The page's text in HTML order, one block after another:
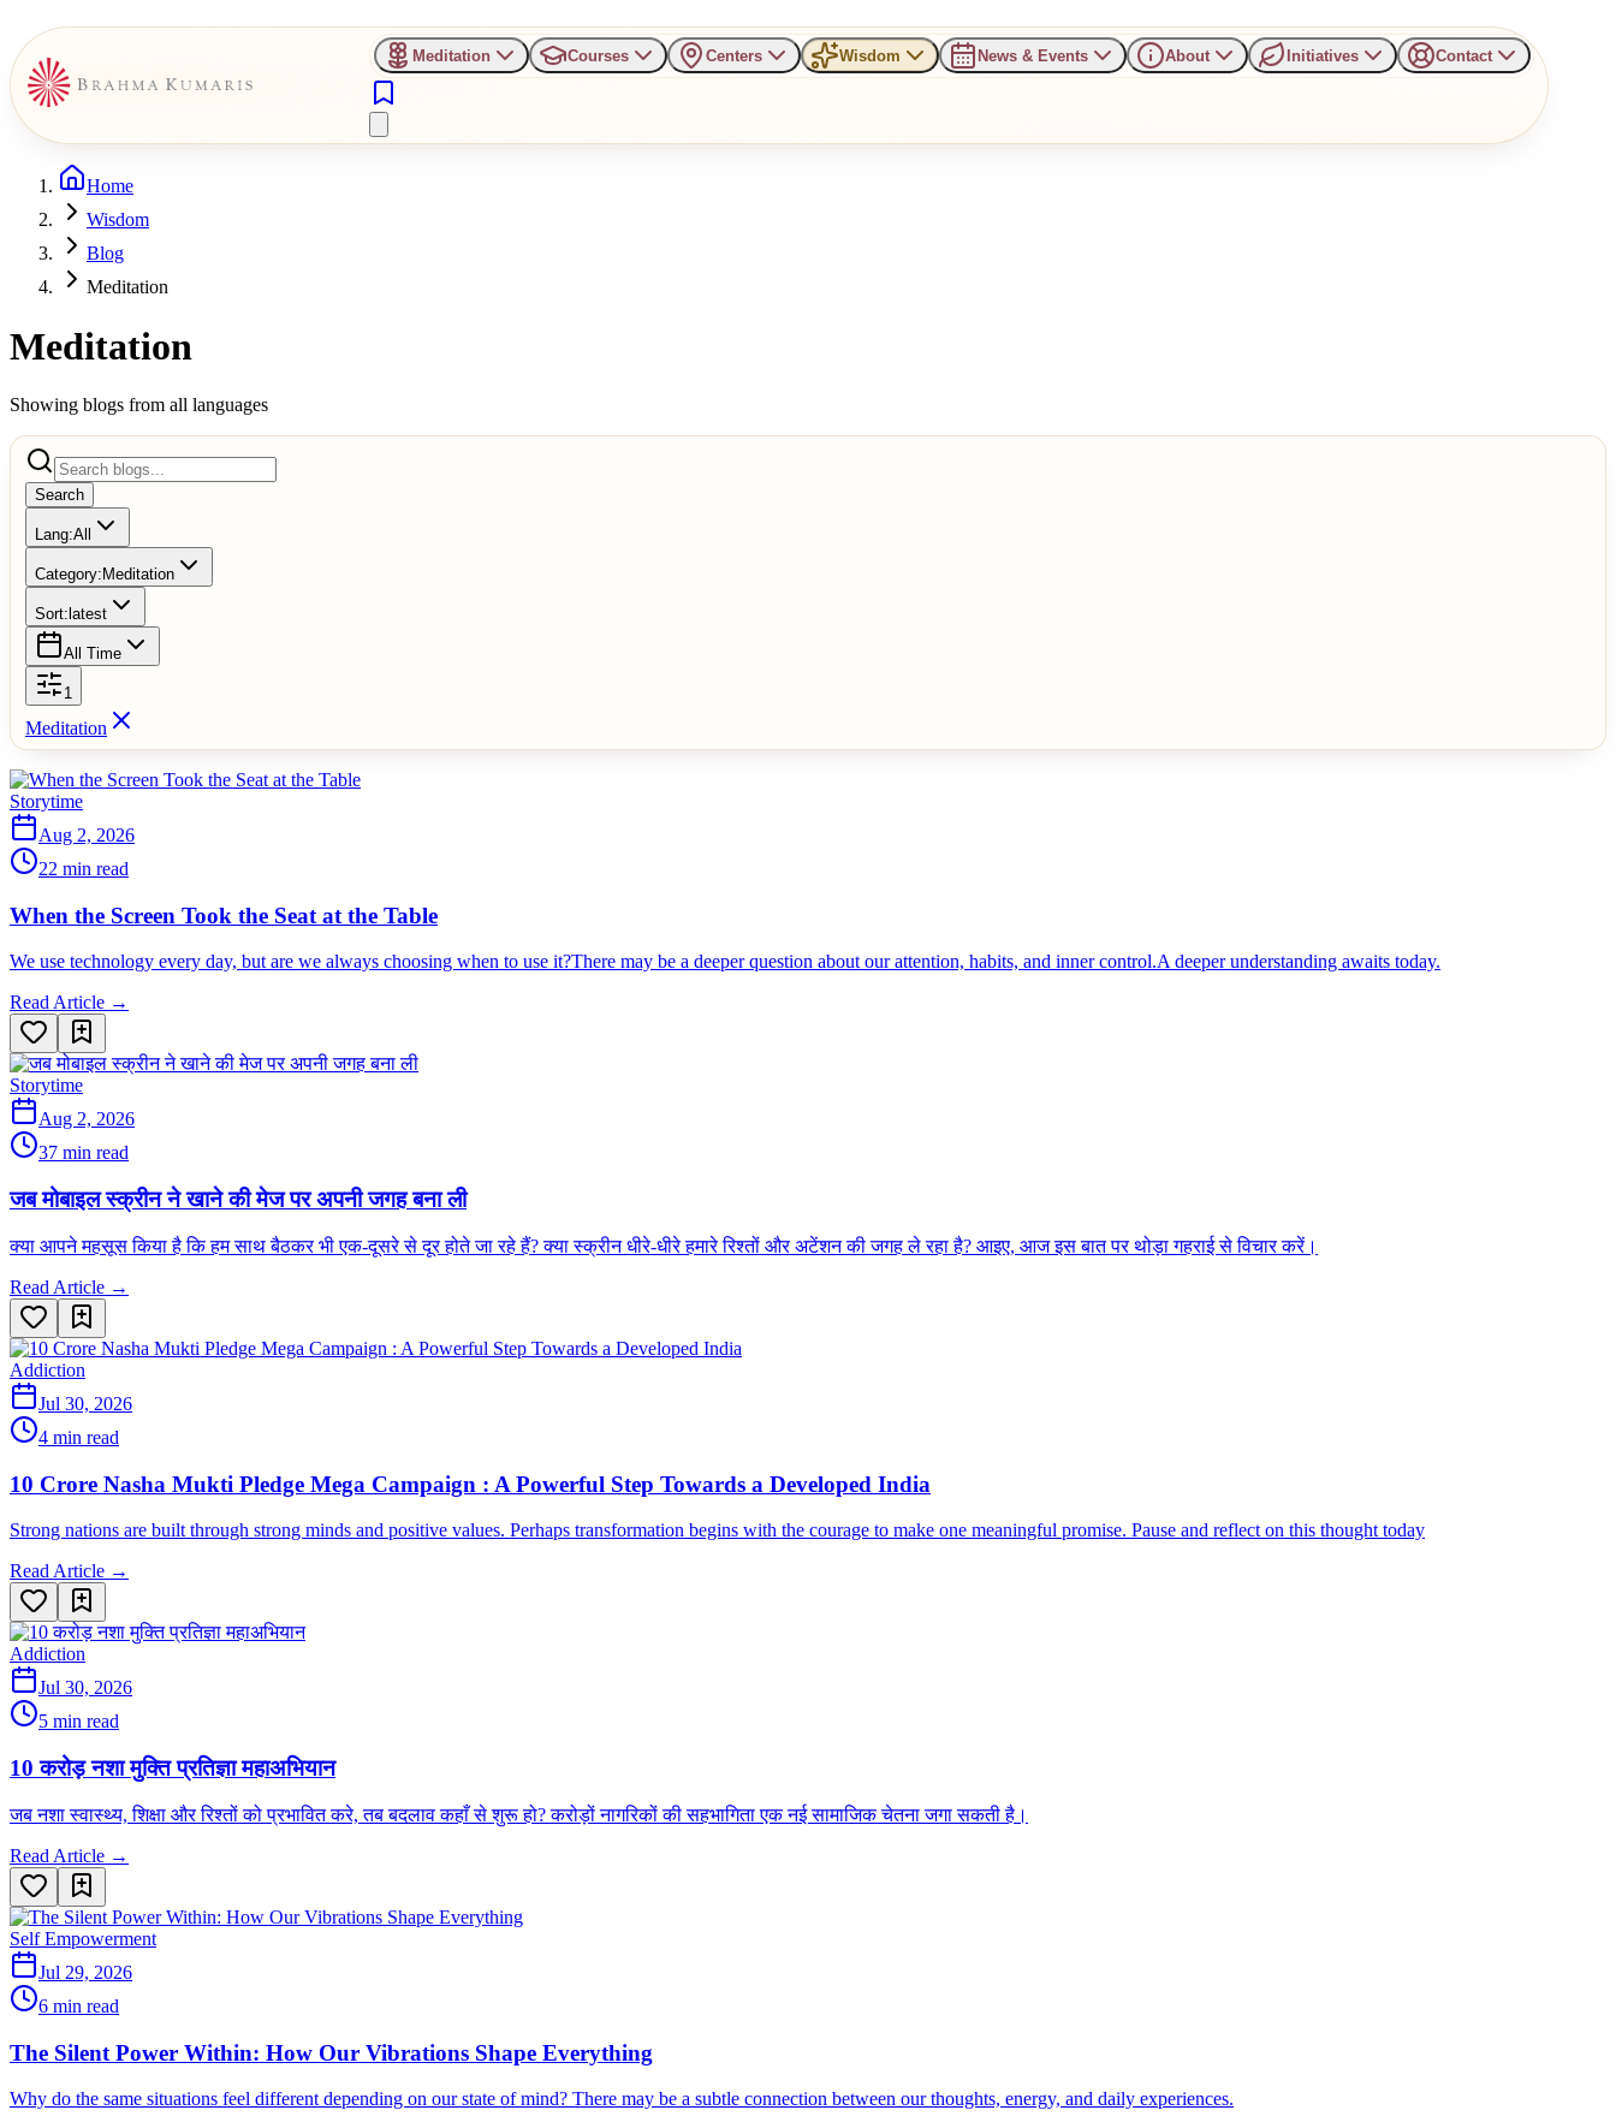
Meditation Courses Centers Wisdom News & Events About Initiatives Contact
Home
Wisdom
Blog
Meditation
Meditation
Showing blogs from all languages
Search
Lang:All
Category: Meditation
Sort: latest
All Time
1
Meditation
Storytime
Aug 2, 2026
22 min read
When the Screen Took the Seat at the Table
We use technology every day, but are we always choosing when to use it?There may be a deeper question about our attention, habits, and inner control.A deeper understanding awaits today.
Read Article →
Storytime
Aug 2, 2026
37 min read
जब मोबाइल स्क्रीन ने खाने की मेज पर अपनी जगह बना ली
क्या आपने महसूस किया है कि हम साथ बैठकर भी एक-दूसरे से दूर होते जा रहे हैं? क्या स्क्रीन धीरे-धीरे हमारे रिश्तों और अटेंशन की जगह ले रहा है? आइए, आज इस बात पर थोड़ा गहराई से विचार करें।
Read Article →
Addiction
Jul 30, 2026
4 min read
10 Crore Nasha Mukti Pledge Mega Campaign : A Powerful Step Towards a Developed India
Strong nations are built through strong minds and positive values. Perhaps transformation begins with the courage to make one meaningful promise. Pause and reflect on this thought today
Read Article →
Addiction
Jul 30, 2026
5 min read
10 करोड़ नशा मुक्ति प्रतिज्ञा महाअभियान
जब नशा स्वास्थ्य, शिक्षा और रिश्तों को प्रभावित करे, तब बदलाव कहाँ से शुरू हो? करोड़ों नागरिकों की सहभागिता एक नई सामाजिक चेतना जगा सकती है।
Read Article →
Self Empowerment
Jul 29, 2026
6 min read
The Silent Power Within: How Our Vibrations Shape Everything
Why do the same situations feel different depending on our state of mind? There may be a subtle connection between our thoughts, energy, and daily experiences.